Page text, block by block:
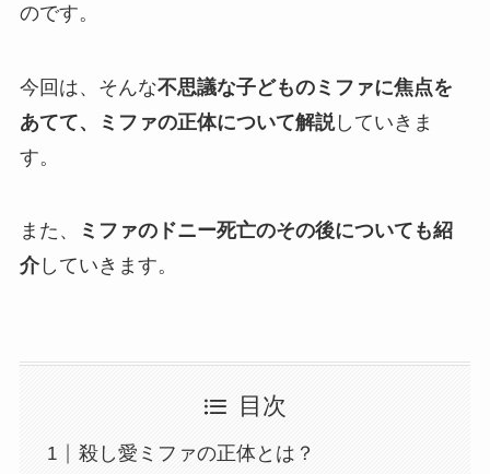
のです。
今回は、そんな不思議な子どものミファに焦点を
あてて、ミファの正体について解説していきま
す。
また、
ミファのドニー死亡のその後についても紹
介していきます。
目次
殺し愛ミファの正体とは？